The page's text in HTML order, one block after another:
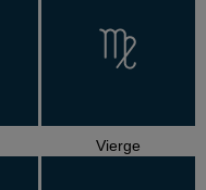
Vierge